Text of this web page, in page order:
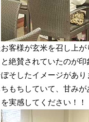
客様が玄米を召し上が
絶賛されていたのが印
そしたイメージがあり
もちしていて、甘みが
実感してください！！